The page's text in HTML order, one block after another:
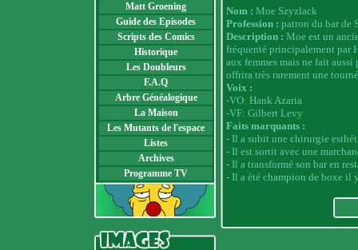
Matt Groening
Guide des Episodes
Scripts des Comics
Historique
Les Doubleurs
F.A.Q
Arbre Généalogique
La Maison
Les Mutants de l'espace
Listes
Archives
Programme TV
Nom : Moe Szyzlack
Profession : patron du bar de
Description : Moe est un
fréquenté principalement par
aux femmes mais ne fait
offrira très rarement une
Voix :
-VO: Hank Azaria
-VF: Gilbert Levy
Faits marquants :
- Il a subit une chirurgie
- Il est sortit avec une
- Il a transformé son bar en
- Il a été champion de boxe il